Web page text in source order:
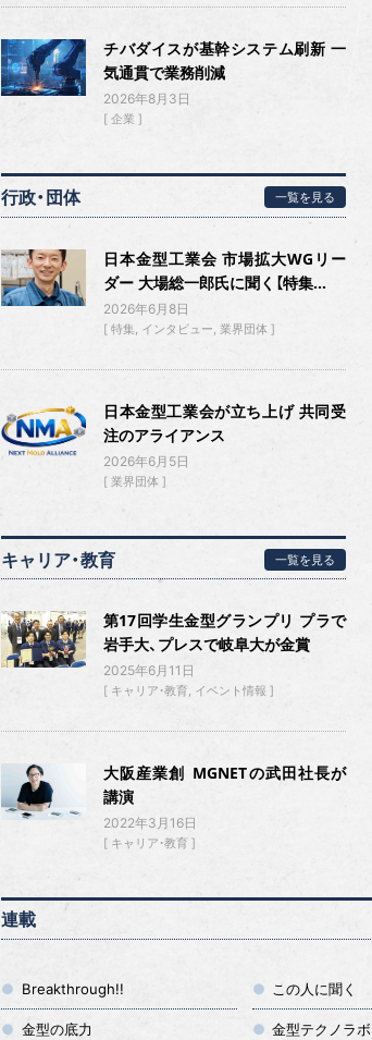
チバダイスが基幹システム刷新 一
気通貫で業務削減
2026年8月3日
企業
行政・団体 一覧を見る
日本金型工業会 市場拡大WGリー
ダー 大場総一郎氏に聞く【特集...
2026年6月8日
特集 インタビュー 業界団体
日本金型工業会が立ち上げ 共同受
注のアライアンス
2026年6月5日
業界団体
キャリア・教育 一覧を見る
第17回学生金型グランプリ プラで
岩手大、プレスで岐阜大が金賞
2025年6月11日
キャリア・教育 イベント情報
大阪産業創 MGNETの武田社長が
講演
2022年3月16日
キャリア・教育
連載
Breakthrough!! この人に聞く
金型の底力 金型テクノラボ